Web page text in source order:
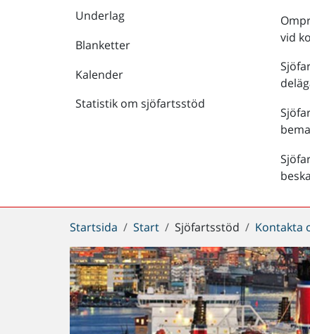
Underlag
Blanketter
Kalender
Statistik om sjöfartsstöd
vid
Du
är
här:
Startsida Start Sjöfartsstöd Kontakta